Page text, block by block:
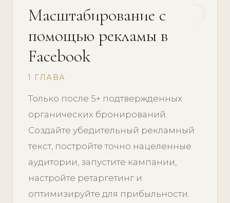
Масштабирование с
помощью рекламы в
Facebook
1 ГЛАВА
Только после 5+ подтвержденных
органических бронирований.
Создайте убедительный рекламный
текст, постройте точно нацеленные
аудитории, запустите кампании,
настройте ретаргетинг и
оптимизируйте для прибыльности.